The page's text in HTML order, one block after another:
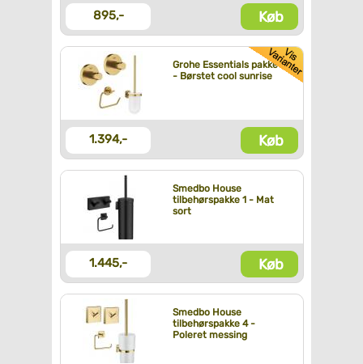
895,- Køb
Grohe Essentials pakke
- Børstet cool sunrise
1.394,- Køb
Smedbo House
tilbehørspakke 1 - Mat
sort
1.445,- Køb
Smedbo House
tilbehørspakke 4 -
Poleret messing